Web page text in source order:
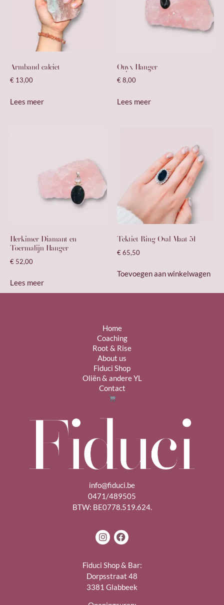
Armband calciet
€ 13,00
Lees meer
Onyx Hanger
€8,00
Lees meer
Herkimer Diamant en
Toermalijn Hanger
€ 52,00
Lees meer
Tektiet Ring Oval Maat 51
€65,50
Toevoegen aan winkelwagen
Home
Coaching
Root & Rise
About us
Fiduci Shop
Oliën & andere YL
Contact
info@fiduci.be
0471/489505
BTW: BE0778.519.624.
Fiduci Shop & Bar:
Dorpsstraat 48
3381 Glabbeek